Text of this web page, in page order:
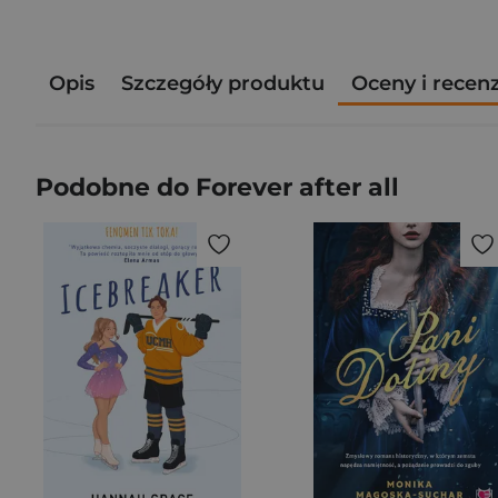
Opis Szczegóły produktu Oceny i
Podobne do Forever after all